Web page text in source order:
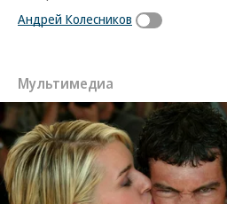
Андрей Колесников
Мультимедиа